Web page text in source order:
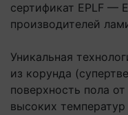
сертификат EPLF —
производителей
Уникальная
из корунда
поверхность пола
высоких